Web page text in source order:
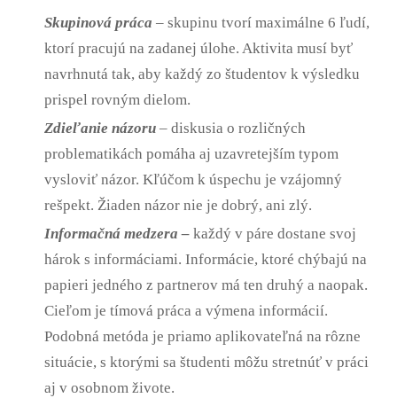
Skupinová práca – skupinu tvorí maximálne 6 ľudí,
ktorí pracujú na zadanej úlohe. Aktivita musí byť
navrhnutá tak, aby každý zo študentov k výsledku
prispel rovným dielom.
Zdieľanie názoru – diskusia o rozličných
problematikách pomáha aj uzavretejším typom
vysloviť názor. Kľúčom k úspechu je vzájomný
rešpekt. Žiaden názor nie je dobrý, ani zlý.
Informačná medzera – každý v páre dostane svoj
hárok s informáciami. Informácie, ktoré chýbajú na
papieri jedného z partnerov má ten druhý a naopak.
Cieľom je tímová práca a výmena informácií.
Podobná metóda je priamo aplikovateľná na rôzne
situácie, s ktorými sa študenti môžu stretnúť v práci
aj v osobnom živote.